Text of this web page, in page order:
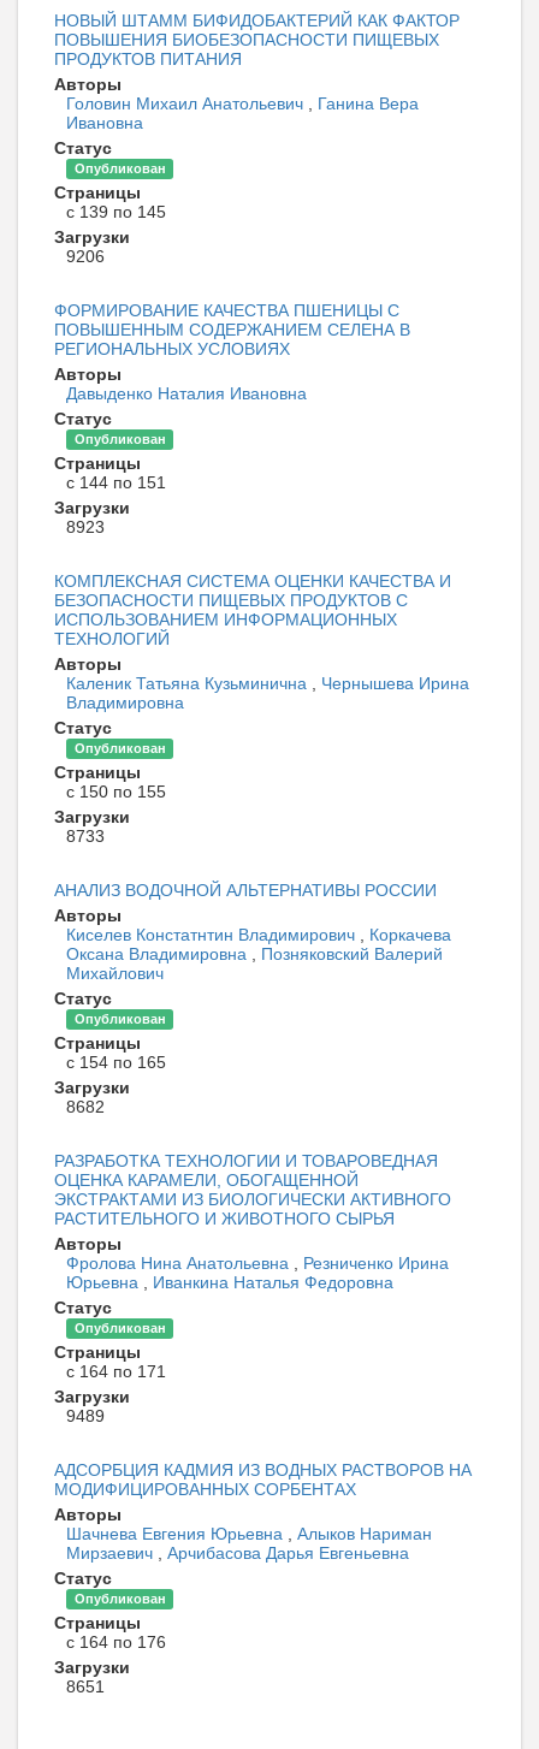
НОВЫЙ ШТАММ БИФИДОБАКТЕРИЙ КАК ФАКТОР
ПОВЫШЕНИЯ БИОБЕЗОПАСНОСТИ ПИЩЕВЫХ
ПРОДУКТОВ ПИТАНИЯ
Авторы
Головин Михаил Анатольевич
Ганина Вера
Ивановна
Статус
Опубликован
Страницы
с 139 по 145
Загрузки
9206
ФОРМИРОВАНИЕ КАЧЕСТВА ПШЕНИЦЫ С
ПОВЫШЕННЫМ СОДЕРЖАНИЕМ СЕЛЕНА В
РЕГИОНАЛЬНЫХ УСЛОВИЯХ
Авторы
Давыденко Наталия Ивановна
Статус
Опубликован
Страницы
с 144 по 151
Загрузки
8923
КОМПЛЕКСНАЯ СИСТЕМА ОЦЕНКИ КАЧЕСТВА И
БЕЗОПАСНОСТИ ПИЩЕВЫХ ПРОДУКТОВ С
ИСПОЛЬЗОВАНИЕМ ИНФОРМАЦИОННЫХ
ТЕХНОЛОГИЙ
Авторы
Каленик Татьяна Кузьминична
Чернышева Ирина
Владимировна
Статус
Опубликован
Страницы
с 150 по 155
Загрузки
8733
АНАЛИЗ ВОДОЧНОЙ АЛЬТЕРНАТИВЫ РОССИИ
Авторы
Киселев Констатнтин Владимирович
Коркачева
Оксана Владимировна
Позняковский Валерий
Михайлович
Статус
Опубликован
Страницы
с 154 по 165
Загрузки
8682
РАЗРАБОТКА ТЕХНОЛОГИИ И ТОВАРОВЕДНАЯ
ОЦЕНКА КАРАМЕЛИ, ОБОГАЩЕННОЙ
ЭКСТРАКТАМИ ИЗ БИОЛОГИЧЕСКИ АКТИВНОГО
РАСТИТЕЛЬНОГО И ЖИВОТНОГО СЫРЬЯ
Авторы
Фролова Нина Анатольевна
Резниченко Ирина
Юрьевна
Иванкина Наталья Федоровна
Статус
Опубликован
Страницы
с 164 по 171
Загрузки
9489
АДСОРБЦИЯ КАДМИЯ ИЗ ВОДНЫХ РАСТВОРОВ НА
МОДИФИЦИРОВАННЫХ СОРБЕНТАХ
Авторы
Шачнева Евгения Юрьевна
Алыков Нариман
Мирзаевич
Арчибасова Дарья Евгеньевна
Статус
Опубликован
Страницы
с 164 по 176
Загрузки
8651